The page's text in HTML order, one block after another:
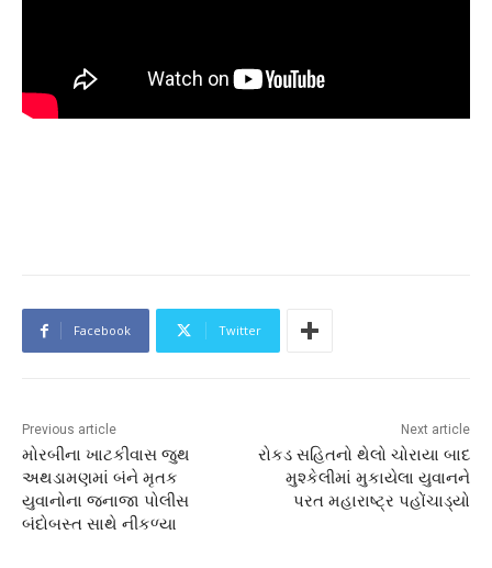
Facebook Twitter
Previous article
મોરબીના ખાટકીવાસ જુથ
અથડામણમાં બંને મૃતક
યુવાનોના જનાજા પોલીસ
બંદોબસ્ત સાથે નીકળ્યા
Next article
રોકડ સહિતનો થેલો ચોરાયા બાદ
મુશ્કેલીમાં મુકાયેલા યુવાનને
પરત મહારાષ્ટ્ર પહોંચાડ્યો